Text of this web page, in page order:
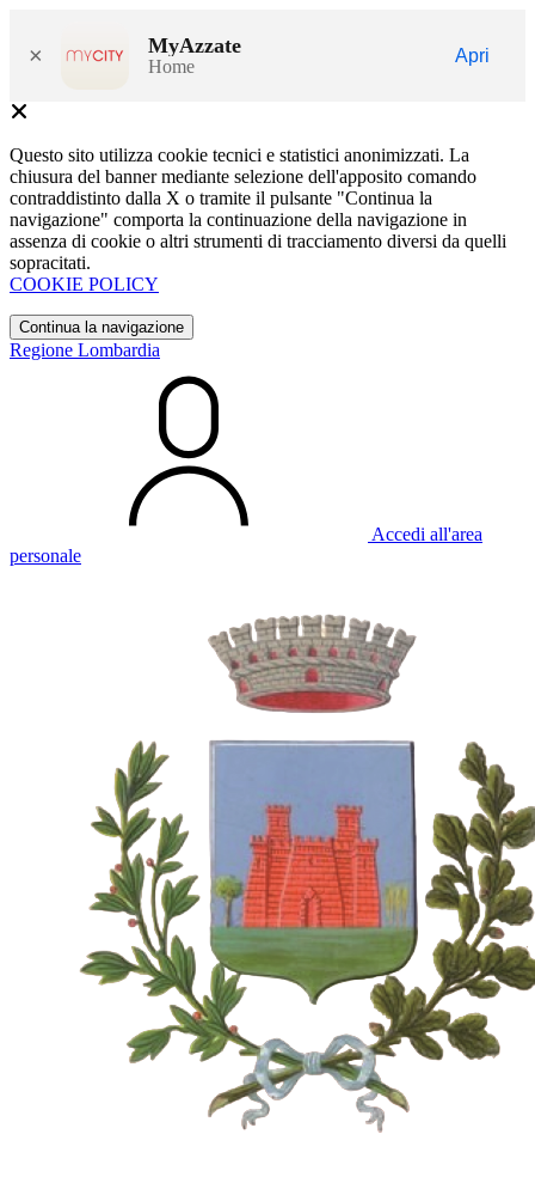
× MyAzzate
Home
Apri
Questo sito utilizza cookie tecnici e statistici anonimizzati. La
chiusura del banner mediante selezione dell'apposito comando
contraddistinto dalla X o tramite il pulsante "Continua la
navigazione" comporta la continuazione della navigazione in
assenza di cookie o altri strumenti di tracciamento diversi da quelli
sopracitati.
COOKIE POLICY
Continua la navigazione
Regione Lombardia
Accedi all'area
personale